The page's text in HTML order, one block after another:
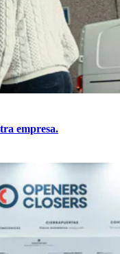
empresa.